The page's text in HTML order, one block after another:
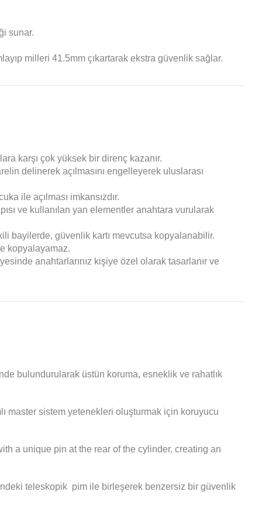
sunar.
milleri 41.5mm çıkartarak ekstra güvenlik sağlar.
karşı çok yüksek bir direnç kazanır.
delinerek açılmasını engelleyerek uluslarası
ile açılması imkansızdır.
ve kullanılan yan elementler anahtara vurularak
bayilerde, güvenlik kartı mevcutsa kopyalanabilir.
kopyalayamaz.
anahtarlarınız kişiye özel olarak tasarlanır ve
bulundurularak üstün koruma, esneklik ve rahatlık
master sistem yetenekleri oluşturmak için koruyucu
a unique pin at the rear of the cylinder, creating an
teleskopik pim ile birleşerek benzersiz bir güvenlik